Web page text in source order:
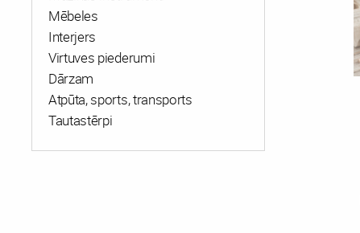
Mēbeles
Interjers
Virtuves piederumi
Dārzam
Atpūta, sports, transports
Tautastērpi